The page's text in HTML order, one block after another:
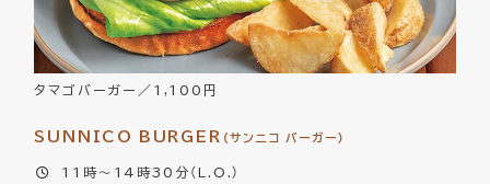
タマゴバーガー／1,100円
SUNNICO BURGER （サンニコ バーガー）
11時～14時30分（L.O.）